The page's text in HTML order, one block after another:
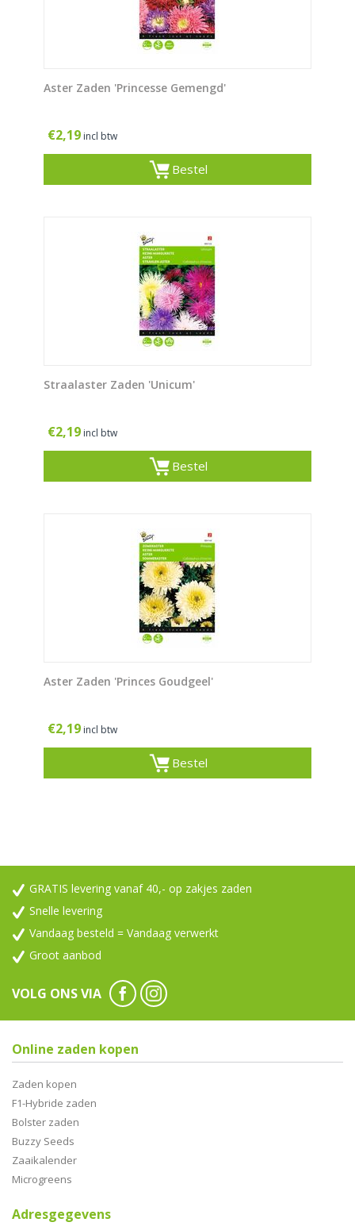
Aster Zaden 'Princesse Gemengd'
€2,19 incl btw
Bestel
Straalaster Zaden 'Unicum'
€2,19 incl btw
Bestel
Aster Zaden 'Princes Goudgeel'
€2,19 incl btw
Bestel
GRATIS levering vanaf 40,- op zakjes zaden
Snelle levering
Vandaag besteld = Vandaag verwerkt
Groot aanbod
VOLG ONS VIA
Online zaden kopen
Zaden kopen
F1-Hybride zaden
Bolster zaden
Buzzy Seeds
Zaaikalender
Microgreens
Adresgegevens